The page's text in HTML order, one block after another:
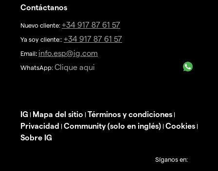
Contáctanos
Nuevo cliente: +34 917 87 61 57
Ya soy cliente:: +34 917 87 61 57
Email: info.esp@ig.com
WhatsApp: Clique aqui
IG | Mapa del sitio | Términos y condiciones |
Privacidad | Community (solo en inglés) | Cookies |
Sobre IG
Síganos en: